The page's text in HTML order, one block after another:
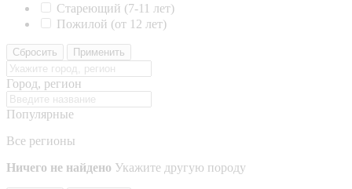
Стареющий (7-11 лет)
Пожилой (от 12 лет)
Сбросить Применить
Город, регион
Популярные
Все регионы
Ничего не найдено Укажите другую породу